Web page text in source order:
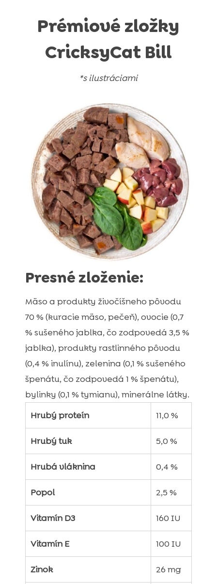
Prémiové zložky
CricksyCat Bill
*s ilustráciami
Presné zloženie:
Mäso a produkty živočíšneho pôvodu
70 % (kuracie mäso, pečeň), ovocie (0,7
% sušeného jablka, čo zodpovedá 3,5 %
jablka), produkty rastlinného pôvodu
(0,4 % inulínu), zelenina (0,1 % sušeného
špenátu, čo zodpovedá 1 % špenátu),
bylinky (0,1 % tymianu), minerálne látky.
Hrubý proteín
11,0 %
Hrubý tuk 5,0 %
Hrubá vláknina 0,4 %
Popol 2,5 %
Vitamín D3 160 IU
Vitamín E 100 IU
Zinok 26 mg